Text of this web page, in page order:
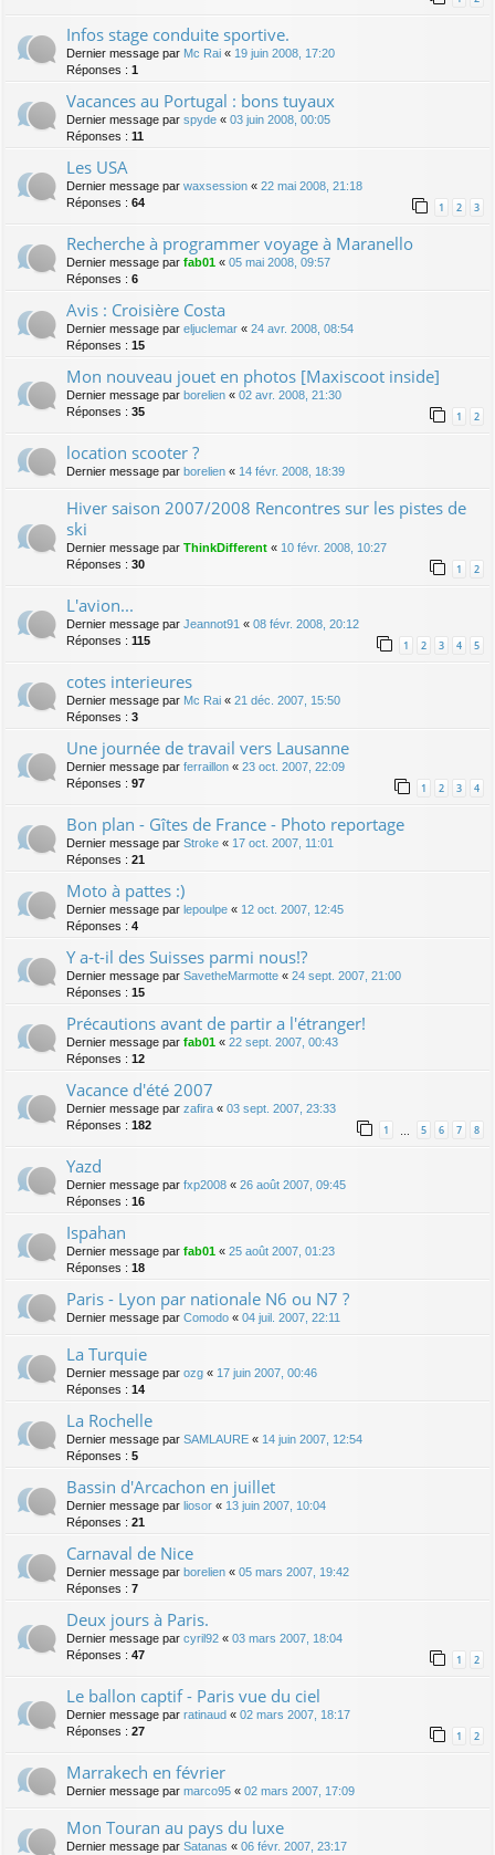
Infos stage conduite sportive.
Dernier message par Mc Rai « 19 juin 2008, 17:20
Réponses : 1
Vacances au Portugal : bons tuyaux
Dernier message par spyde « 03 juin 2008, 00:05
Réponses : 11
Les USA
Dernier message par waxsession « 22 mai 2008, 21:18
Réponses : 64 1 2 3
Recherche à programmer voyage à Maranello
Dernier message par fab01 « 05 mai 2008, 09:57
Réponses : 6
Avis : Croisière Costa
Dernier message par eljuclemar « 24 avr. 2008, 08:54
Réponses : 15
Mon nouveau jouet en photos [Maxiscoot inside]
Dernier message par borelien « 02 avr. 2008, 21:30
Réponses : 35 1 2
location scooter ?
Dernier message par borelien « 14 févr. 2008, 18:39
Hiver saison 2007/2008 Rencontres sur les pistes de
ski
Dernier message par ThinkDifferent « 10 févr. 2008, 10:27
Réponses : 30 1 2
L'avion...
Dernier message par Jeannot91 « 08 févr. 2008, 20:12
Réponses : 115 1 2 3 4 5
cotes interieures
Dernier message par Mc Rai « 21 déc. 2007, 15:50
Réponses : 3
Une journée de travail vers Lausanne
Dernier message par ferraillon « 23 oct. 2007, 22:09
Réponses : 97 1 2 3 4
Bon plan - Gîtes de France - Photo reportage
Dernier message par Stroke « 17 oct. 2007, 11:01
Réponses : 21
Moto à pattes :)
Dernier message par lepoulpe « 12 oct. 2007, 12:45
Réponses : 4
Y a-t-il des Suisses parmi nous!?
Dernier message par SavetheMarmotte « 24 sept. 2007, 21:00
Réponses : 15
Précautions avant de partir a l'étranger!
Dernier message par fab01 « 22 sept. 2007, 00:43
Réponses : 12
Vacance d'été 2007
Dernier message par zafira « 03 sept. 2007, 23:33
Réponses : 182 1 … 5 6 7 8
Yazd
Dernier message par fxp2008 « 26 août 2007, 09:45
Réponses : 16
Ispahan
Dernier message par fab01 « 25 août 2007, 01:23
Réponses : 18
Paris - Lyon par nationale N6 ou N7 ?
Dernier message par Comodo « 04 juil. 2007, 22:11
La Turquie
Dernier message par ozg « 17 juin 2007, 00:46
Réponses : 14
La Rochelle
Dernier message par SAMLAURE « 14 juin 2007, 12:54
Réponses : 5
Bassin d'Arcachon en juillet
Dernier message par liosor « 13 juin 2007, 10:04
Réponses : 21
Carnaval de Nice
Dernier message par borelien « 05 mars 2007, 19:42
Réponses : 7
Deux jours à Paris.
Dernier message par cyril92 « 03 mars 2007, 18:04
Réponses : 47 1 2
Le ballon captif - Paris vue du ciel
Dernier message par ratinaud « 02 mars 2007, 18:17
Réponses : 27 1 2
Marrakech en février
Dernier message par marco95 « 02 mars 2007, 17:09
Mon Touran au pays du luxe
Dernier message par Satanas « 06 févr. 2007, 23:17